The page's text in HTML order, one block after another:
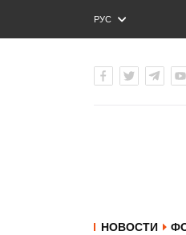
РУС
ENG
НОВОСТИ